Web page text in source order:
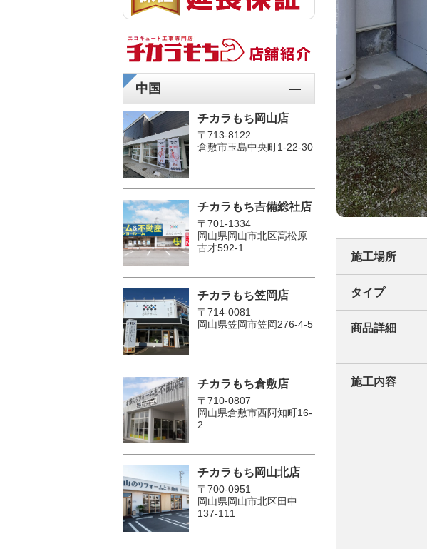
施工場所
タイプ
商品詳細
施工内容
中国
チカラもち岡山店
〒713-8122
倉敷市玉島中央町1-22-30
チカラもち吉備総社店
〒701-1334
岡山県岡山市北区高松原
古才592-1
チカラもち笠岡店
〒714-0081
岡山県笠岡市笠岡276-4-5
チカラもち倉敷店
〒710-0807
岡山県倉敷市西阿知町16-
2
チカラもち岡山北店
〒700-0951
岡山県岡山市北区田中
137-111